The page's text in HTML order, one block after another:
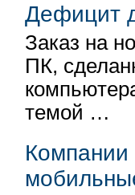
Дефицит
Заказ на
ПК,
темой …
Компании